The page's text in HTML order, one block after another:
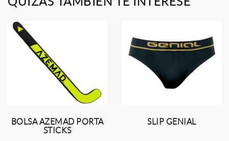
BOLSA AZEMAD PORTA
STICKS
SLIP GENIAL